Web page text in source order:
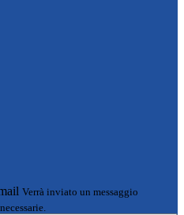
Verrà inviato un messaggio